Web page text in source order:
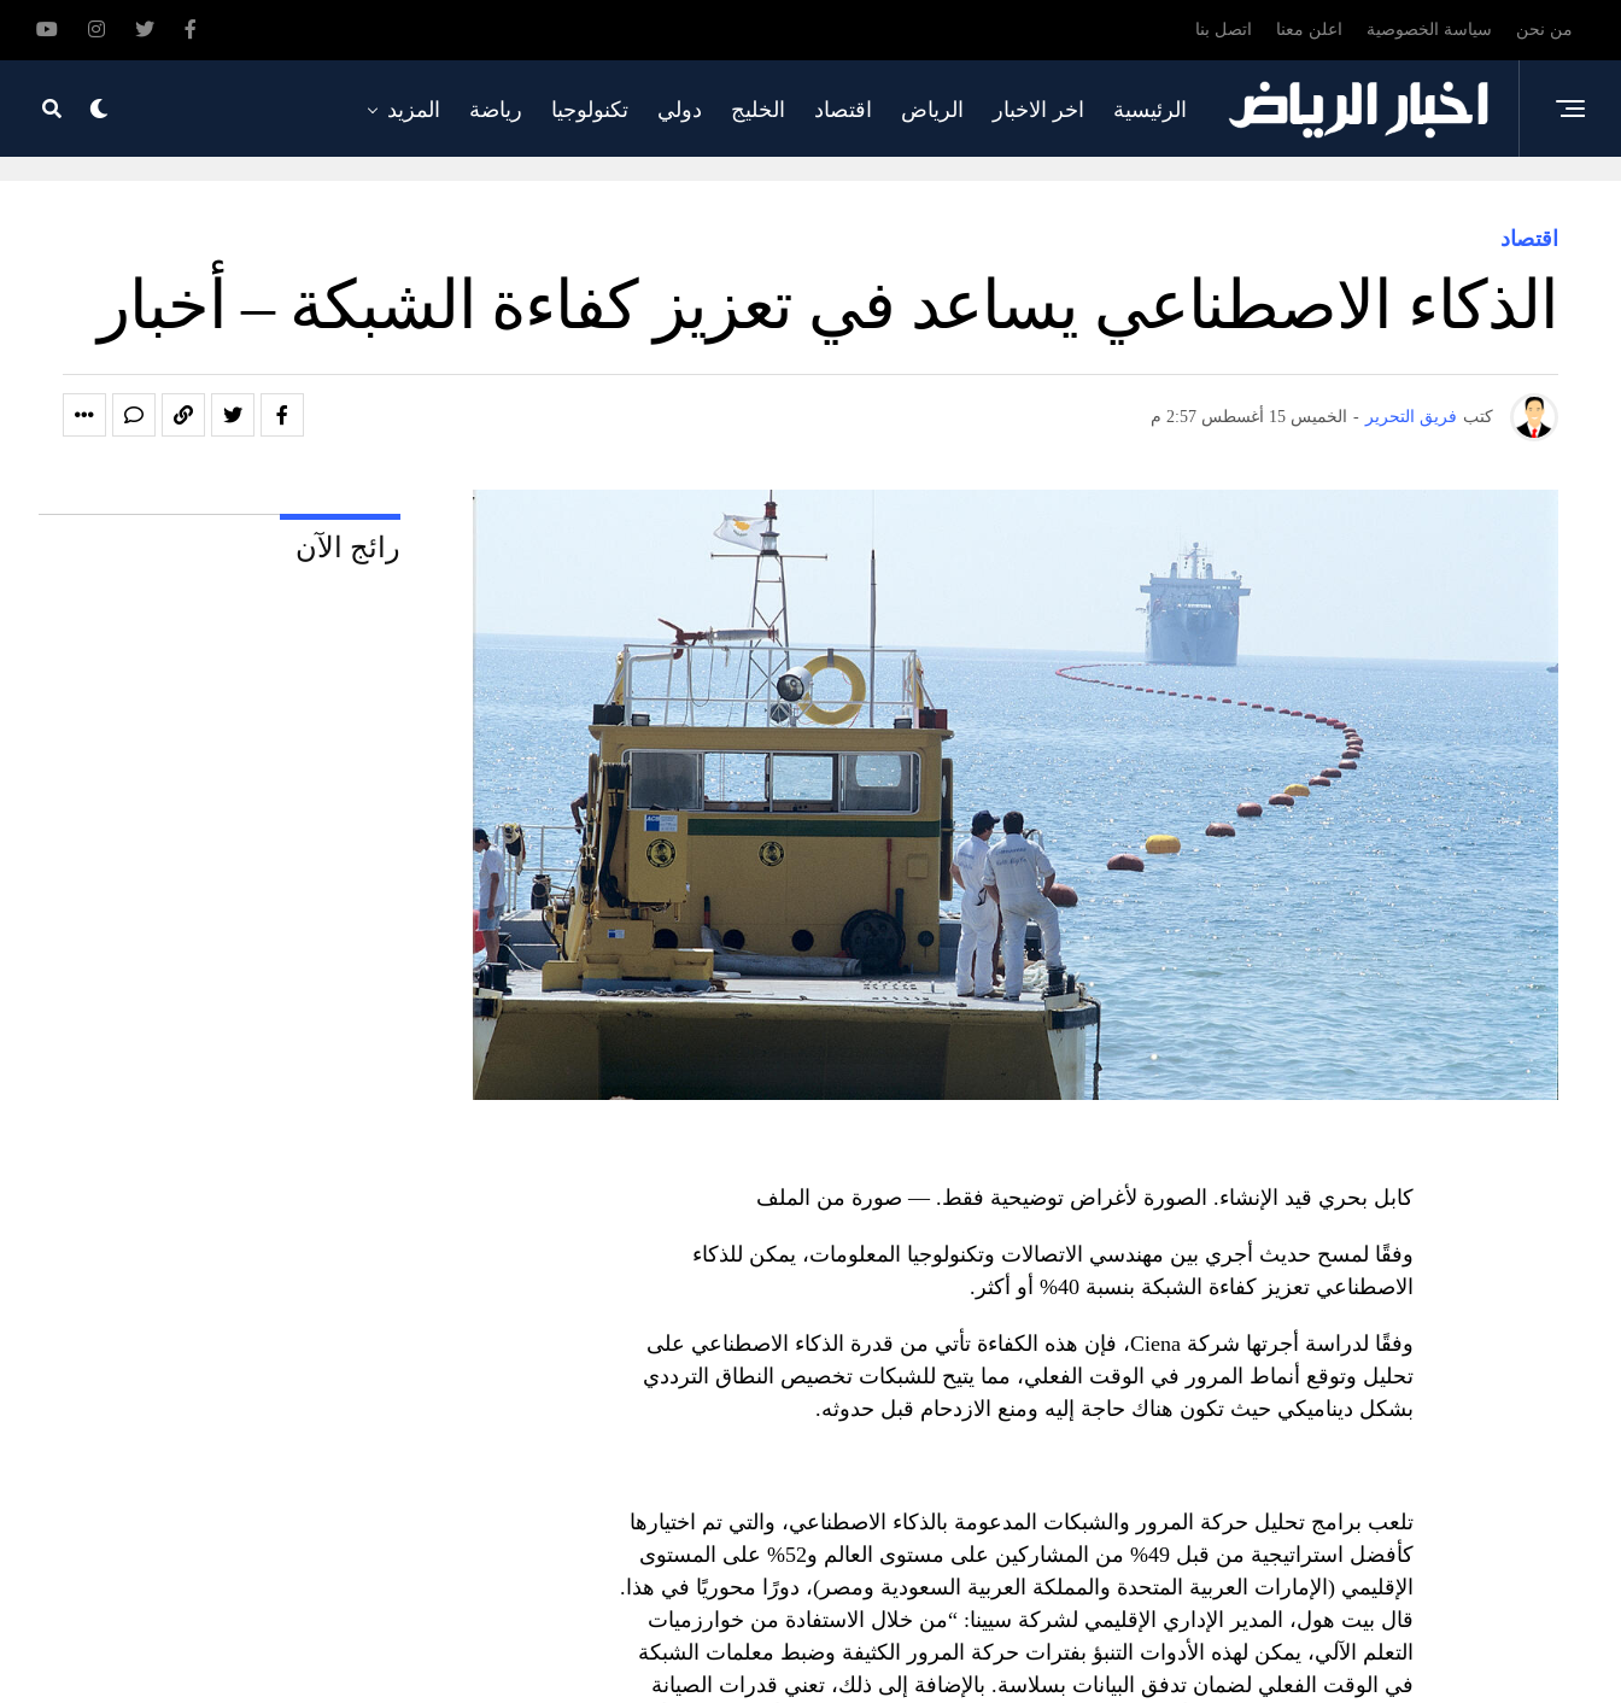
من نحن سياسة الخصوصية اعلن معنا اتصل بنا
الرئيسية اخر الاخبار الرياض اقتصاد الخليج دولي تكنولوجيا رياضة المزيد
اقتصاد
الذكاء الاصطناعي يساعد في تعزيز كفاءة الشبكة – أخبار
كتب فريق التحرير - الخميس 15 أغسطس 2:57 م
كابل بحري قيد الإنشاء. الصورة لأغراض توضيحية فقط. — صورة من الملف
وفقًا لمسح حديث أجري بين مهندسي الاتصالات وتكنولوجيا المعلومات، يمكن للذكاء
الاصطناعي تعزيز كفاءة الشبكة بنسبة 40% أو أكثر.
وفقًا لدراسة أجرتها شركة Ciena، فإن هذه الكفاءة تأتي من قدرة الذكاء الاصطناعي على
تحليل وتوقع أنماط المرور في الوقت الفعلي، مما يتيح للشبكات تخصيص النطاق الترددي
بشكل ديناميكي حيث تكون هناك حاجة إليه ومنع الازدحام قبل حدوثه.
تلعب برامج تحليل حركة المرور والشبكات المدعومة بالذكاء الاصطناعي، والتي تم اختيارها
كأفضل استراتيجية من قبل 49% من المشاركين على مستوى العالم و52% على المستوى
الإقليمي (الإمارات العربية المتحدة والمملكة العربية السعودية ومصر)، دورًا محوريًا في هذا.
قال بيت هول، المدير الإداري الإقليمي لشركة سيينا: “من خلال الاستفادة من خوارزميات
التعلم الآلي، يمكن لهذه الأدوات التنبؤ بفترات حركة المرور الكثيفة وضبط معلمات الشبكة
في الوقت الفعلي لضمان تدفق البيانات بسلاسة. بالإضافة إلى ذلك، تعني قدرات الصيانة
رائج الآن